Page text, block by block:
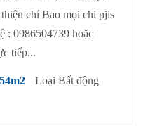
chí Bao mọi chi pjis
: 0986504739 hoặc
tiếp...
Loại Bất động